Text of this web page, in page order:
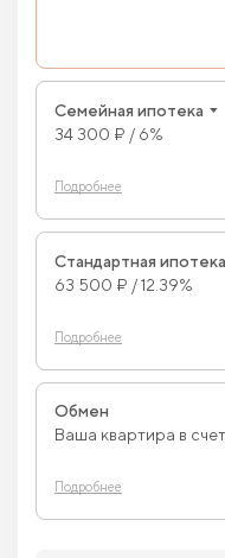
Семейная ипотека
34 300 ₽ / 6%
Подробнее
Стандартная ипотека
63 500 ₽ / 12.39%
Подробнее
Обмен
Ваша квартира в
Подробнее